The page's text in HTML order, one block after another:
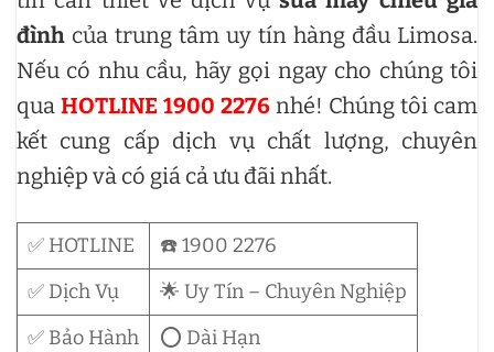
đình của trung tâm uy tín hàng đầu Limosa.
Nếu có nhu cầu, hãy gọi ngay cho chúng tôi
qua HOTLINE 1900 2276 nhé! Chúng tôi cam
kết cung cấp dịch vụ chất lượng, chuyên
nghiệp và có giá cả ưu đãi nhất.
✅ HOTLINE
☎️ 1900 2276
✅ Dịch Vụ
🌟 Uy Tín – Chuyên Nghiệp
✅ Bảo Hành
⭕ Dài Hạn